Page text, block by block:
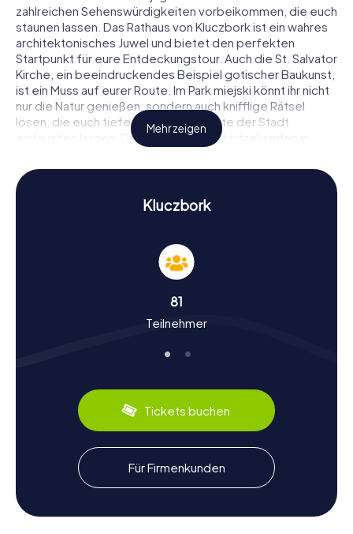
zahlreichen Sehenswürdigkeiten vorbeikommen, die euch
staunen lassen. Das Rathaus von Kluczbork ist ein wahres
architektonisches Juwel und bietet den perfekten
Startpunkt für eure Entdeckungstour. Auch die St. Salvator
Kirche, ein beeindruckendes Beispiel gotischer Baukunst,
ist ein Muss auf eurer Route. Im Park miejski könnt ihr nicht
nur die Natur genießen, sondern auch knifflige Rätsel
lösen, die euch tiefer in die Geschichte der Stadt
eintauchen lassen. Die myCityHunt Schnitzeljagden in
weitere Orte auf spielerische Weise zu erkunden.
Geschichte und Kultur bei der Schnitzeljagd in
Bei den Schnitzeljagden in Kluczbork erfahrt ihr mehr über
die reiche Geschichte und Kultur der Stadt. Kluczbork
kann auf eine lange Vergangenheit zurückblicken, die bis
Stadtrecht verliehen wurde. Wusstet ihr, dass Kluczbork
einst ein bedeutender Eisenbahnknotenpunkt war? Diese
eurer Tour. Auch die kulinarischen Spezialitäten der
Highlight eurer Erkundung. Lasst euch von der Geschichte
der Stadt faszinieren und entdeckt, was Kluczbork
einzigartig macht.
Nach der Schnitzeljagd in Kluczbork die
Umgebung erkunden
Habt ihr nach der Schnitzeljagd in Kluczbork noch Lust, die
Umgebung zu erkunden? Dann besucht das Muzeum im.
Mehr zeigen
Kluczbork
81
Teilnehmer
Tickets buchen
Für Firmenkunden